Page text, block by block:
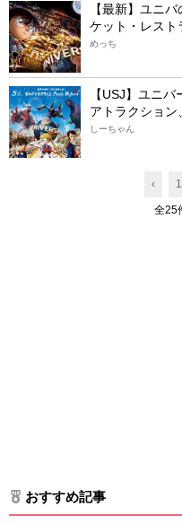
【最新】ユニ
ケット・レスト
めっち
【USJ】ユニ
アトラクション
しーちゃん
‹ 1
全25
おすすめ記事